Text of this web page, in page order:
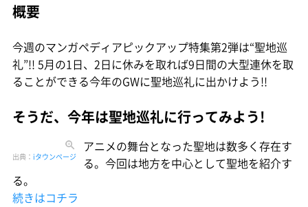
概要
今週のマンガペディアピックアップ特集第2弾は“聖地巡
礼”!! 5月の1日、2日に休みを取れば9日間の大型連休を取
ることができる今年のGWに聖地巡礼に出かけよう!!
そうだ、今年は聖地巡礼に行ってみよう!
出典： iタウンページ
アニメの舞台となった聖地は数多く存在す
る。今回は地方を中心として聖地を紹介す
る。
続きはコチラ